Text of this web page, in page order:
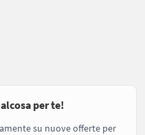
per te!
su nuove offerte per